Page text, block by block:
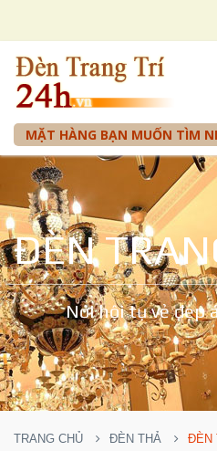
MẶT HÀNG BẠN MUỐN TÌM
ĐÈN
Nơi hội tụ vẻ đẹp
TRANG CHỦ ĐÈN THẢ ĐÈN